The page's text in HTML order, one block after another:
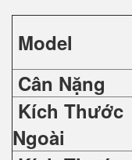
Model
Cân Nặng
Kích Thước
Ngoài